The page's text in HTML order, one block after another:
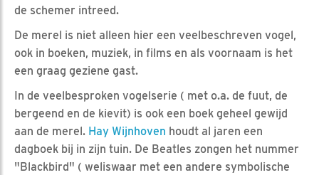
de schemer intreed.
De merel is niet alleen hier een veelbeschreven vogel,
ook in boeken, muziek, in films en als voornaam is het
een graag geziene gast.
In de veelbesproken vogelserie ( met o.a. de fuut, de
bergeend en de kievit) is ook een boek geheel gewijd
aan de merel. Hay Wijnhoven houdt al jaren een
dagboek bij in zijn tuin. De Beatles zongen het nummer
"Blackbird" ( weliswaar met een andere symbolische